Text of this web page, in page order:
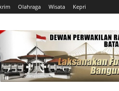
Olahraga Wisata Kepri